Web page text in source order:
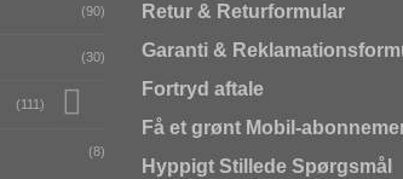
(90)
(30)
(111)
(8)
Retur & Returformular
Garanti &
Fortryd aftale
Få et grønt Mobil-
Hyppigt Stillede Spørgsmål